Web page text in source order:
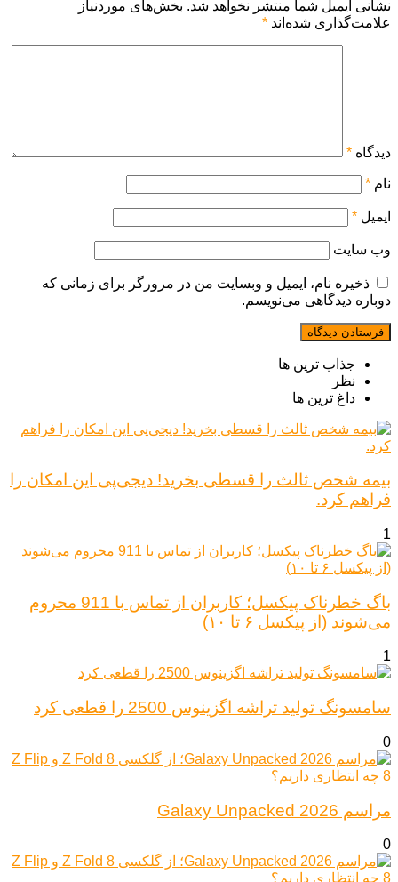
نشانی ایمیل شما منتشر نخواهد شد. بخش‌های موردنیاز
علامت‌گذاری شده‌اند *
دیدگاه *
نام *
ایمیل *
وب‌ سایت
ذخیره نام، ایمیل و وبسایت من در مرورگر برای زمانی که
دوباره دیدگاهی می‌نویسم.
جذاب ترین ها
نظر
داغ ترین ها
بیمه شخص ثالث را قسطی بخرید! دیجی‌پی این امکان را
فراهم کرد.
1
باگ خطرناک پیکسل؛ کاربران از تماس با 911 محروم
می‌شوند (از پیکسل ۶ تا ۱۰)
1
سامسونگ تولید تراشه اگزینوس 2500 را قطعی کرد
0
مراسم Galaxy Unpacked 2026
0